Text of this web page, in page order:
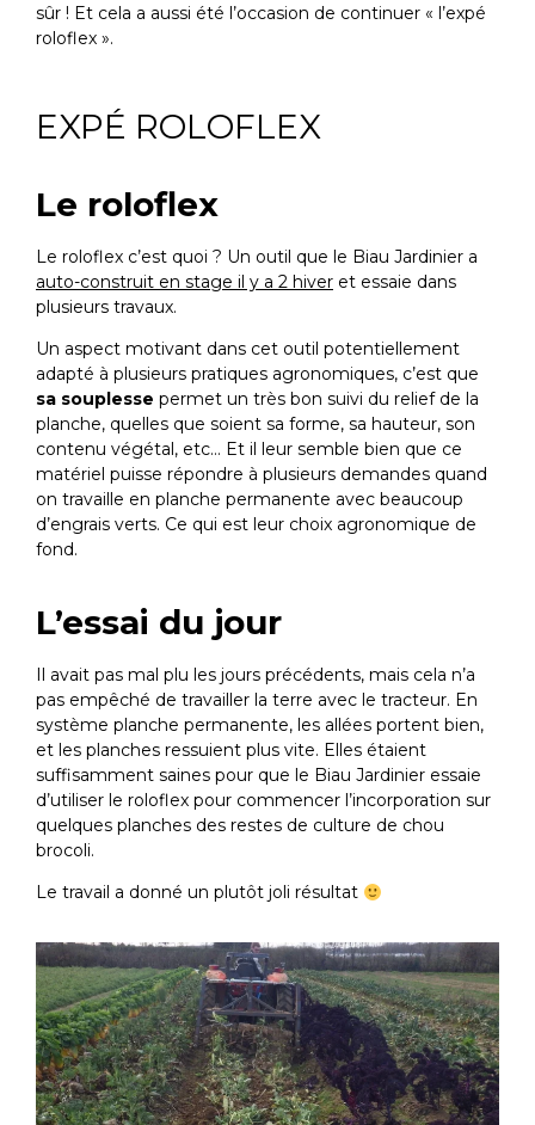
sûr ! Et cela a aussi été l’occasion de continuer « l’expé
roloflex ».
EXPÉ ROLOFLEX
Le roloflex
Le roloflex c’est quoi ? Un outil que le Biau Jardinier a
auto-construit en stage il y a 2 hiver et essaie dans
plusieurs travaux.
Un aspect motivant dans cet outil potentiellement
adapté à plusieurs pratiques agronomiques, c’est que
sa souplesse permet un très bon suivi du relief de la
planche, quelles que soient sa forme, sa hauteur, son
contenu végétal, etc… Et il leur semble bien que ce
matériel puisse répondre à plusieurs demandes quand
on travaille en planche permanente avec beaucoup
d’engrais verts. Ce qui est leur choix agronomique de
fond.
L’essai du jour
Il avait pas mal plu les jours précédents, mais cela n’a
pas empêché de travailler la terre avec le tracteur. En
système planche permanente, les allées portent bien,
et les planches ressuient plus vite. Elles étaient
suffisamment saines pour que le Biau Jardinier essaie
d’utiliser le roloflex pour commencer l’incorporation sur
quelques planches des restes de culture de chou
brocoli.
Le travail a donné un plutôt joli résultat